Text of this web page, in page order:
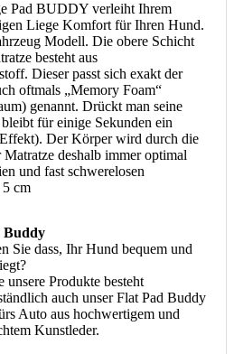
Pad BUDDY verleiht Ihrem
Liege Komfort für Ihren Hund.
Modell. Die obere Schicht
besteht aus
Dieser passt sich exakt der
oftmals „Memory Foam“
genannt. Drückt man seine
für einige Sekunden ein
Der Körper wird durch die
deshalb immer optimal
und fast schwerelosen
cm
Buddy
Sie dass, Ihr Hund bequem und
unsere Produkte besteht
auch unser Flat Pad Buddy
Auto aus hochwertigem und
Kunstleder.